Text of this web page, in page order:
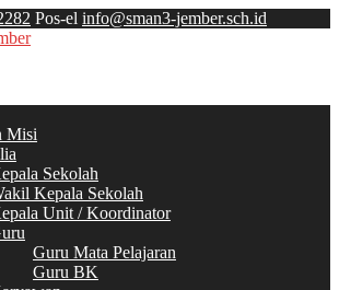
Pos-el info@sman3-jember.sch.id
Misi
Sekolah
Kepala Sekolah
Unit / Koordinator
Guru Mata Pelajaran
Guru BK